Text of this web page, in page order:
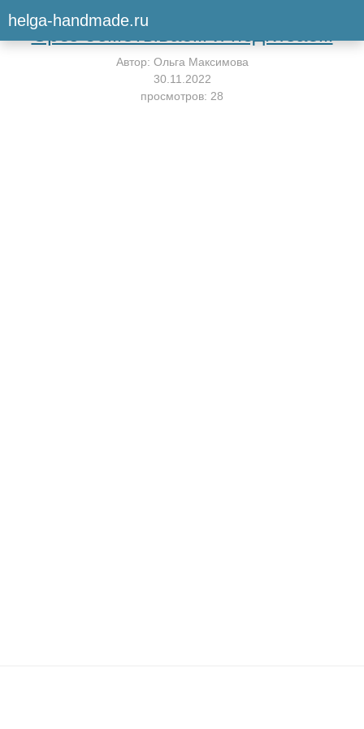
helga-handmade.ruВернуться к мастер-классу
Срез обмётываем и подгибаем
Автор: Ольга Максимова
30.11.2022
просмотров: 28